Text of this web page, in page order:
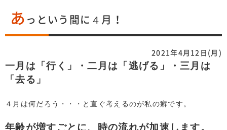
あ っという間に４月！
2021年4月12日(月)
一月は「行く」・二月は「逃げる」・三月は
「去る」
４月は何だろう・・・と直ぐ考えるのが私の癖です。
年齢が増すごとに、時の流れが加速します。